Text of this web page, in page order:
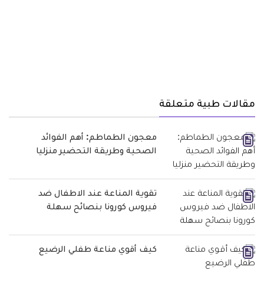
مقالات طبية متعلقة
معجون الطماطم: أهم الفوائد
الصحية وطريقة التحضير منزليا
تقوية المناعة عند الاطفال ضد
فيروس كورونا بنصائح سهلة
كيف أقوي مناعة طفلي الرضيع